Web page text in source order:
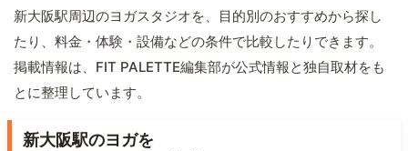
新大阪駅周辺のヨガスタジオを、目的別のおすすめから探し
たり、料金・体験・設備などの条件で比較したりできます。
掲載情報は、FIT PALETTE編集部が公式情報と独自取材をも
とに整理しています。
新大阪駅のヨガを